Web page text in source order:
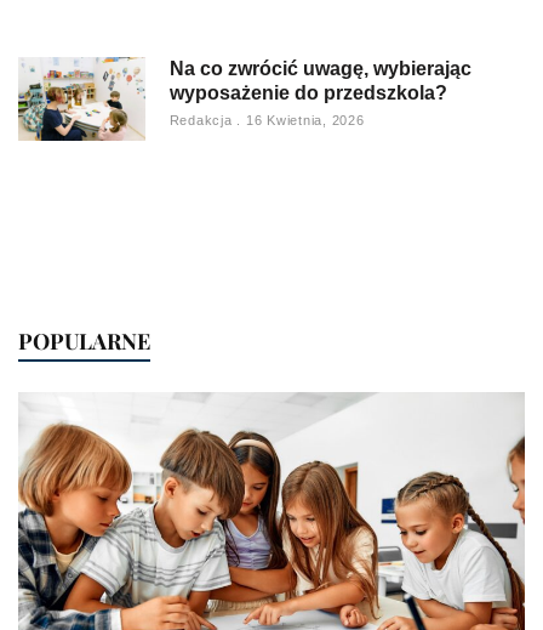
Na co zwrócić uwagę, wybierając
wyposażenie do przedszkola?
Redakcja 16 Kwietnia, 2026
POPULARNE